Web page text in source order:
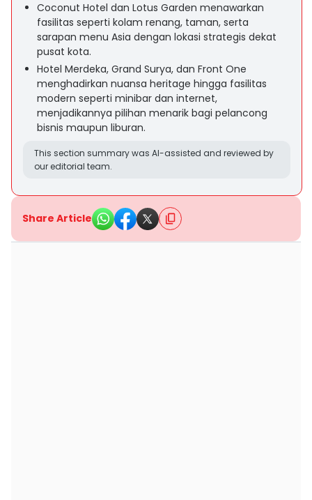
Coconut Hotel dan Lotus Garden menawarkan
fasilitas seperti kolam renang, taman, serta
sarapan menu Asia dengan lokasi strategis dekat
pusat kota.
Hotel Merdeka, Grand Surya, dan Front One
menghadirkan nuansa heritage hingga fasilitas
modern seperti minibar dan internet,
menjadikannya pilihan menarik bagi pelancong
bisnis maupun liburan.
This section summary was AI-assisted and reviewed by
our editorial team.
Share Article